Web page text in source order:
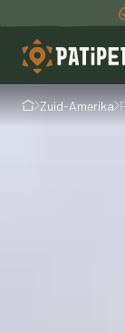
Zuid-Amerika